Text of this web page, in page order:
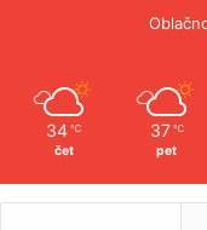
34 ℃
čet
37 ℃
pet